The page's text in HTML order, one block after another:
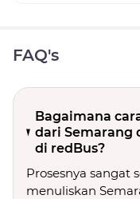
FAQ's
Bagaimana
dari Semarang
di redBus?
Prosesnya sangat
menuliskan